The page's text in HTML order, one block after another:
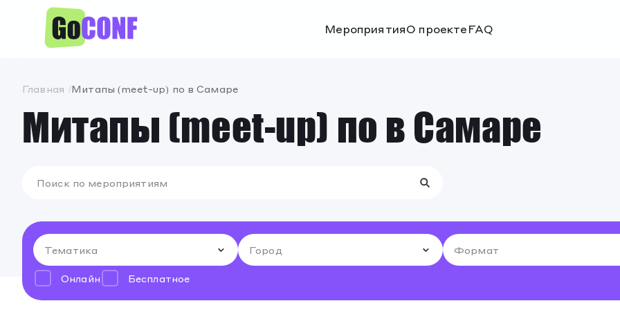
МероприятияО проектеFAQ
Главная Митапы (meet-up) по в Самаре
Митапы (meet-up) по в Самаре
Онлайн Бесплатное